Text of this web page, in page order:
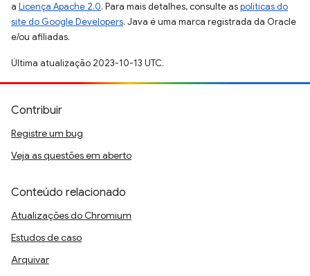
a Licença Apache 2.0. Para mais detalhes, consulte aspolíticas do
site do Google Developers. Java é uma marca registrada da Oracle
e/ou afiliadas.
Última atualização 2023-10-13 UTC.
Contribuir
Registre um bug
Veja as questões em aberto
Conteúdo relacionado
Atualizações do Chromium
Estudos de caso
Arquivar